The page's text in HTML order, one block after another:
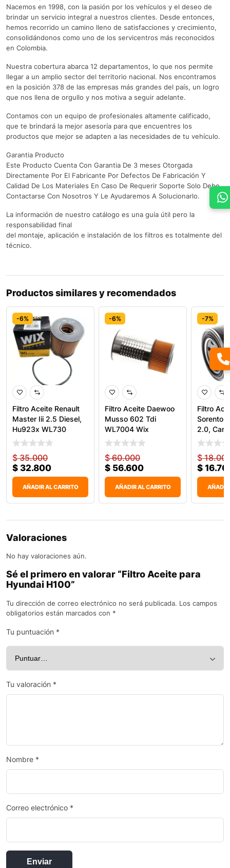
Nacemos en 1998, con la pasión por los vehículos y el deseo de
brindar un servicio integral a nuestros clientes. Desde entonces,
hemos recorrido un camino lleno de satisfacciones y crecimiento,
consolidándonos como uno de los servicentros más reconocidos
en Colombia.
Nuestra cobertura abarca 12 departamentos, lo que nos permite
llegar a un amplio sector del territorio nacional. Nos encontramos
en la posición 378 de las empresas más grandes del país, un logro
que nos llena de orgullo y nos motiva a seguir adelante.
Contamos con un equipo de profesionales altamente calificado,
que te brindará la mejor asesoría para que encuentres los
productos que mejor se adapten a las necesidades de tu vehículo.
Garantia Producto
Este Producto Cuenta Con Garantia De 3 meses Otorgada
Directamente Por El Fabricante Por Defectos De Fabricación Y
Calidad De Los Materiales En Caso De Requerir Soporte Solo Debe
Contactarse Con Nosotros Y Le Ayudaremos A Solucionarlo.
La información de nuestro catálogo es una guía útil pero la
responsabilidad final
del montaje, aplicación e instalación de los filtros es totalmente del
técnico.
Productos similares y recomendados
-6%
Filtro Aceite Renault
Master Iii 2.5 Diesel,
Hu923x WL730
$35.000
$ 32.800
AÑADIR AL CARRITO
-6%
Filtro Aceite Daewoo
Musso 602 Tdi
WL7004 Wix
$60.000
$ 56.600
AÑADIR AL CARRITO
-7%
Filtro
Sorento
2.0,
$
$
AÑADIR
Valoraciones
No hay valoraciones aún.
Sé el primero en valorar “Filtro Aceite para
Hyundai H100”
Tu dirección de correo electrónico no será publicada. Los campos
obligatorios están marcados con *
Tu puntuación *
Tu valoración *
Nombre *
Correo electrónico *